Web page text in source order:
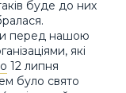
буде до них
перед нашою
які
12 липня
було свято